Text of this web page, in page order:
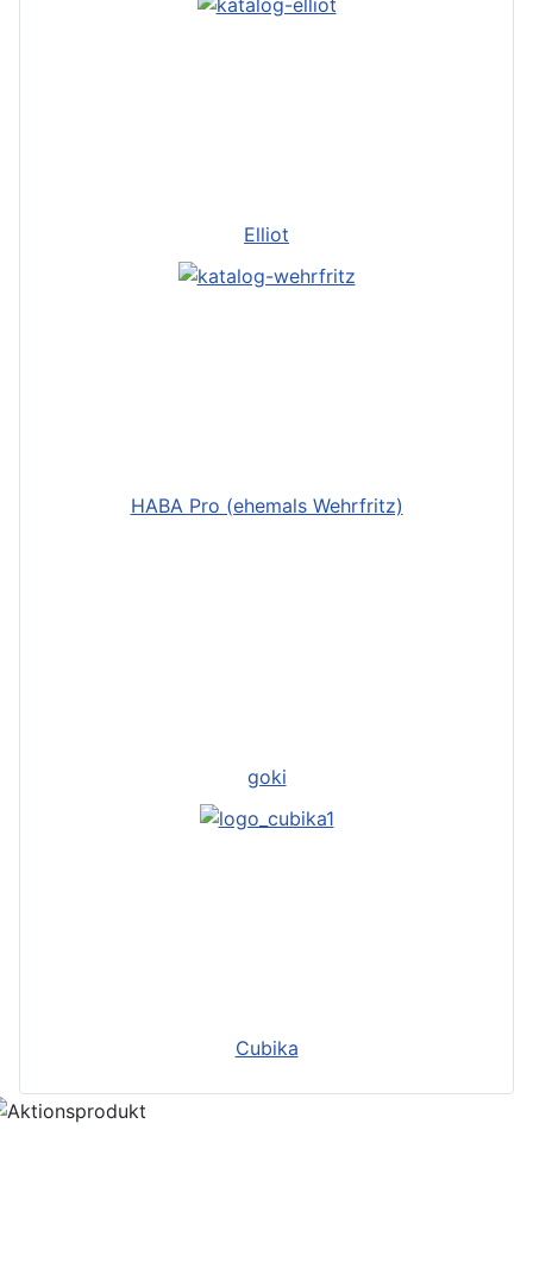
Elliot
HABA Pro (ehemals Wehrfritz)
goki
Cubika